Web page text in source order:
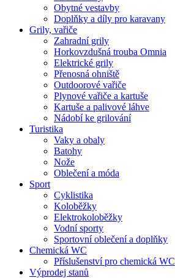
Obytné vestavby
Doplňky a díly pro karavany
Grily, vařiče
Zahradní grily
Horkovzdušná trouba Omnia
Elektrické grily
Přenosná ohniště
Outdoorové vařiče
Plynové vařiče a kartuše
Kartuše a palivové láhve
Nádobí ke grilování
Turistika
Vaky a obaly
Batohy
Nože
Oblečení a móda
Sport
Cyklistika
Koloběžky
Elektrokoloběžky
Vodní sporty
Sportovní oblečení a doplňky
Chemická WC
Příslušenství pro chemická WC
Výprodej stanů